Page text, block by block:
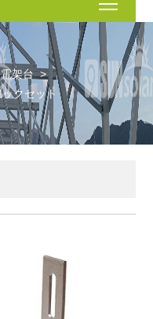
架台 >
クセット